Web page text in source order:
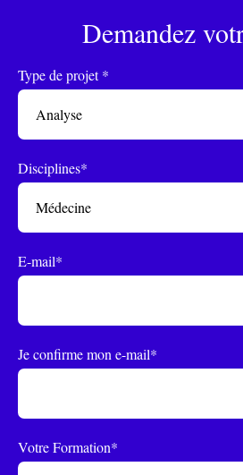
Demandez
Type de projet *
Disciplines*
E-mail*
Je confirme mon e-mail*
Votre Formation*